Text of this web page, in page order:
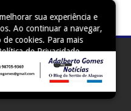
sua experiência e
Ao continuar a navegar,
cookies. Para mais
de Privacidade.